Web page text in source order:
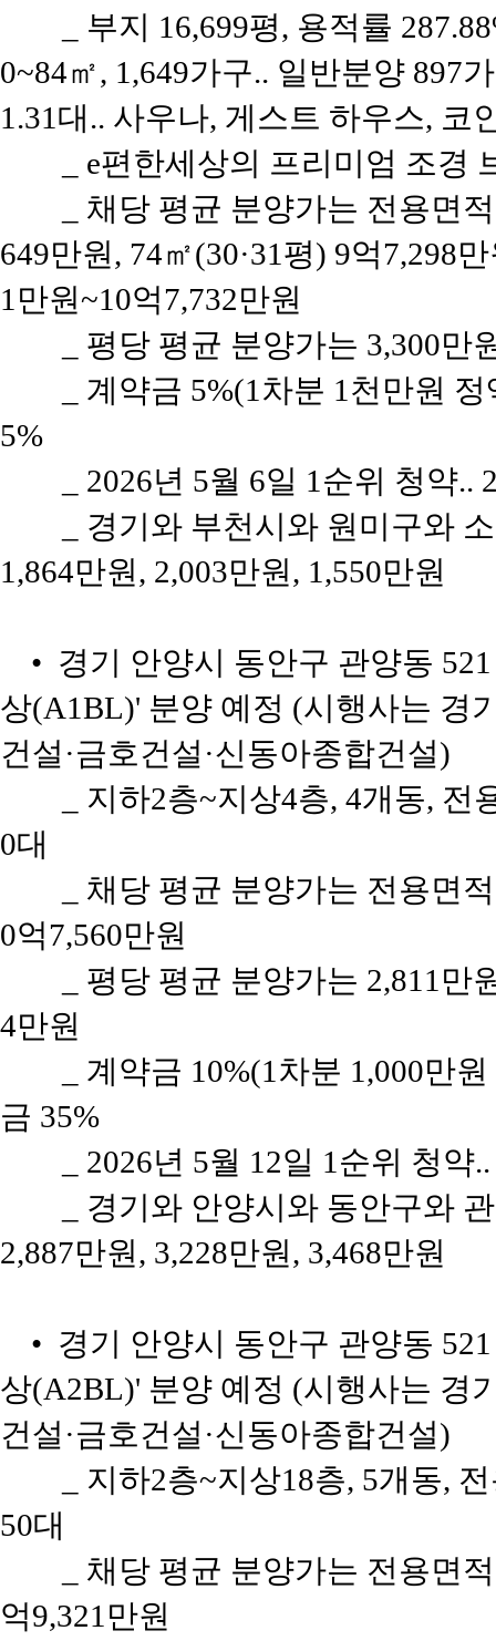
_ 부지 16,699평, 용적률
0~84㎡, 1,649가구.. 일반분양 897
1.31대.. 사우나, 게스트 하우스, 코
_ e편한세상의 프리미엄 조경
_ 채당 평균 분양가는 전용면
649만원, 74㎡(30·31평) 9억7,298
1만원~10억7,732만원
_ 평당 평균 분양가는 3,300
_ 계약금 5%(1차분 1천만원
5%
_ 2026년 5월 6일 1순위 청약
_ 경기와 부천시와 원미구와
1,864만원, 2,003만원, 1,550만원
• 경기 안양시 동안구 관양동
상(A1BL)' 분양 예정 (시행사는 경
건설·금호건설·신동아종합건설)
_ 지하2층~지상4층, 4개동,
0대
_ 채당 평균 분양가는 전용면
0억7,560만원
_ 평당 평균 분양가는 2,811
4만원
_ 계약금 10%(1차분 1,000만
금 35%
_ 2026년 5월 12일 1순위 청
_ 경기와 안양시와 동안구와
2,887만원, 3,228만원, 3,468만원
• 경기 안양시 동안구 관양동
상(A2BL)' 분양 예정 (시행사는 경
건설·금호건설·신동아종합건설)
_ 지하2층~지상18층, 5개동,
50대
_ 채당 평균 분양가는 전용면
억9,321만원